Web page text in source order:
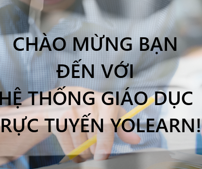
CHÀO MỪNG BẠN
ĐẾN VỚI
THỐNG GIÁO DỤC
TUYẾN YOLEARN!